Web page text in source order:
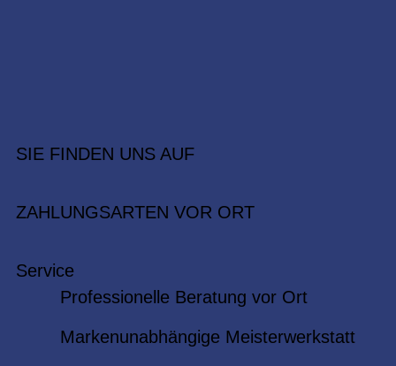
SIE FINDEN UNS AUF
ZAHLUNGSARTEN VOR ORT
Service
Professionelle Beratung vor Ort
Markenunabhängige Meisterwerkstatt